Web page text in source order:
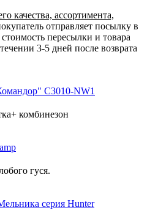
качества, ассортимента,
отправляет посылку в
пересылки и товара
3-5 дней после возврата
С3010-NW1
комбинезон
гуся.
серия Hunter